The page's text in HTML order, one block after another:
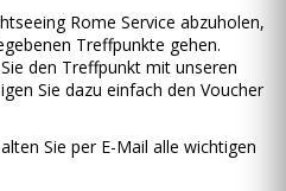
Rome Service abzuholen,
Treffpunkte gehen.
den Treffpunkt mit unseren
Sie dazu einfach den Voucher
Sie per E-Mail alle wichtigen